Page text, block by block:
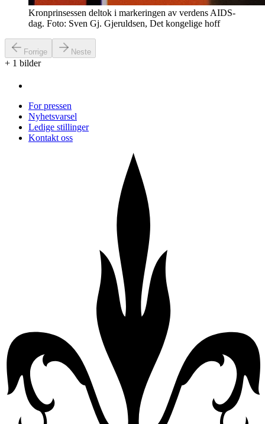
Kronprinsessen deltok i markeringen av verdens AIDS-
dag. Foto: Sven Gj. Gjeruldsen, Det kongelige hoff
Forrige Neste
+ 1 bilder
For pressen
Nyhetsvarsel
Ledige stillinger
Kontakt oss